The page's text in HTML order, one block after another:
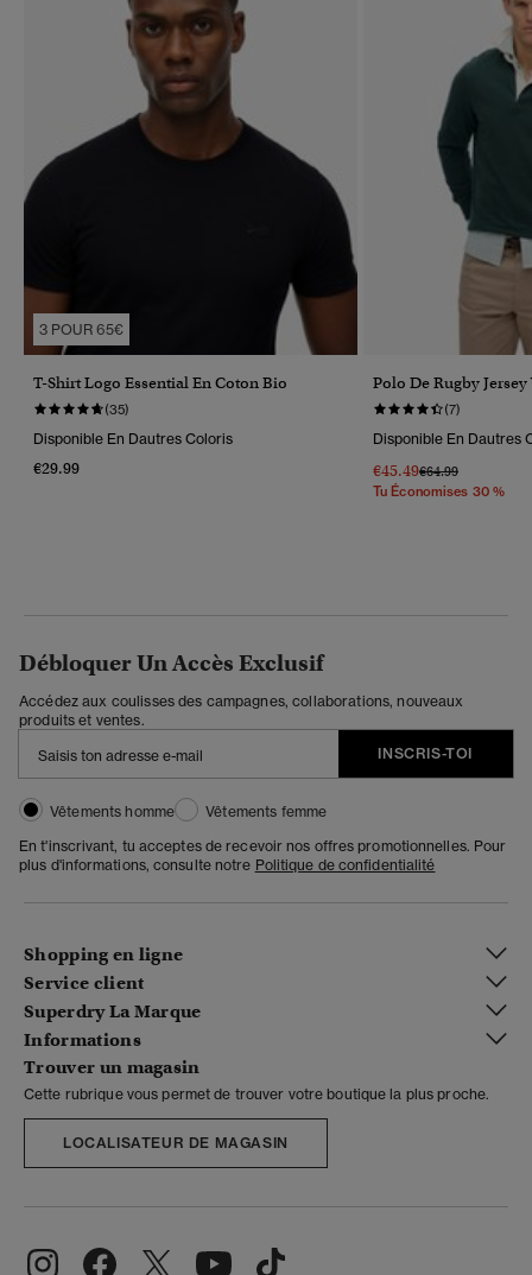
3 POUR 65€
T-Shirt Logo Essential En Coton Bio
(35)
Disponible En Dautres Coloris
€29.99
Polo De Rugby
(7)
Disponible En Dautres
€45.49Prix Réduit De
€64.99À
Tu Économises 30 %
Débloquer Un Accès Exclusif
Accédez aux coulisses des campagnes, collaborations, nouveaux
produits et ventes.
INSCRIS-TOI
Vêtements homme
Vêtements femme
En t'inscrivant, tu acceptes de recevoir nos offres promotionnelles. Pour
plus d'informations, consulte notre Politique de confidentialité
Shopping en ligne
Service client
Superdry La Marque
Informations
Trouver un magasin
Cette rubrique vous permet de trouver votre boutique la plus proche.
LOCALISATEUR DE MAGASIN